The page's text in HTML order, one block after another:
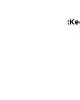
لوحة مهندس كرة السلة Keel: